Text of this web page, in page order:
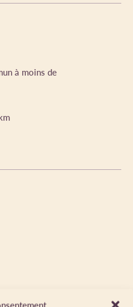
à moins de